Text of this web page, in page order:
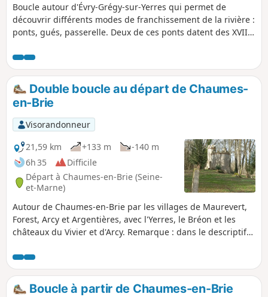
Boucle autour d'Évry-Grégy-sur-Yerres qui permet de
découvrir différents modes de franchissement de la rivière :
ponts, gués, passerelle. Deux de ces ponts datent des XVIIe
monuments historiques. On profite de ce parcours pour
longer le Prieuré de Vernelle (privé) qui est un bel endroit.
Double boucle au départ de Chaumes-
en-Brie
Visorandonneur
21,59 km
+133 m
-140 m
6h 35
Difficile
Départ à Chaumes-en-Brie (Seine-
et-Marne)
Autour de Chaumes-en-Brie par les villages de Maurevert,
Forest, Arcy et Argentières, avec l'Yerres, le Bréon et les
châteaux du Vivier et d'Arcy. Remarque : dans le descriptif
ou à proximité.
Boucle à partir de Chaumes-en-Brie